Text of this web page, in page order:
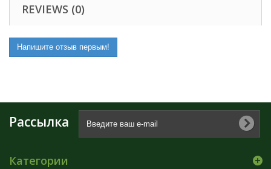
REVIEWS (0)
Напишите отзыв первым!
Рассылка
Категории